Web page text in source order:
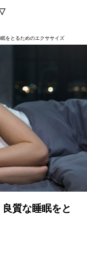
をとるためのエクササイズ
質な睡眠をと